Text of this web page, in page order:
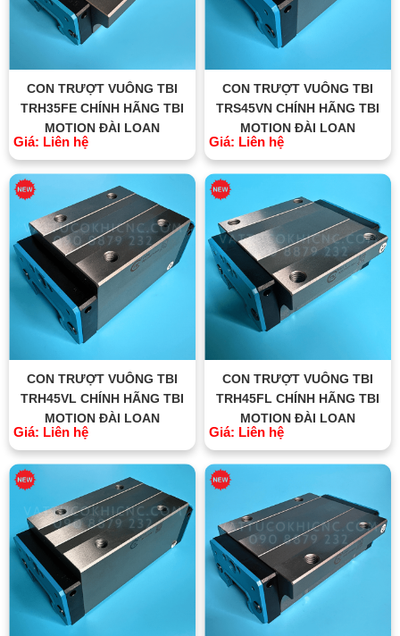
CON TRƯỢT VUÔNG TBI
TRH35FE CHÍNH HÃNG TBI
MOTION ĐÀI LOAN
Giá: Liên hệ
CON TRƯỢT VUÔNG TBI
TRS45VN CHÍNH HÃNG TBI
MOTION ĐÀI LOAN
Giá: Liên hệ
CON TRƯỢT VUÔNG TBI
TRH45VL CHÍNH HÃNG TBI
MOTION ĐÀI LOAN
Giá: Liên hệ
CON TRƯỢT VUÔNG TBI
TRH45FL CHÍNH HÃNG TBI
MOTION ĐÀI LOAN
Giá: Liên hệ